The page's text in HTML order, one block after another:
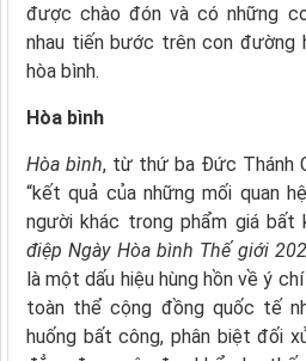
được chào đón và có những
nhau tiến bước trên con đường
hòa bình.
Hòa bình
Hòa bình, từ thứ ba Đức Thánh
“kết quả của những mối quan
người khác trong phẩm giá bất
điệp Ngày Hòa bình Thế giới
là một dấu hiệu hùng hồn về ý
toàn thể cộng đồng quốc tế
huống bất công, phân biệt đối